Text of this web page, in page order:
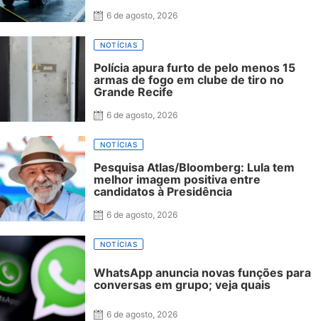
6 de agosto, 2026
NOTÍCIAS
Polícia apura furto de pelo menos 15
armas de fogo em clube de tiro no
Grande Recife
6 de agosto, 2026
NOTÍCIAS
Pesquisa Atlas/Bloomberg: Lula tem
melhor imagem positiva entre
candidatos à Presidência
6 de agosto, 2026
NOTÍCIAS
WhatsApp anuncia novas funções para
conversas em grupo; veja quais
6 de agosto, 2026